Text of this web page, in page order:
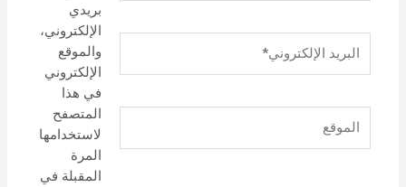
الإلكتروني*
بريدي
الإلكتروني،
والموقع
الإلكتروني
في هذا
المتصفح
لاستخدامها
المرة
المقبلة في